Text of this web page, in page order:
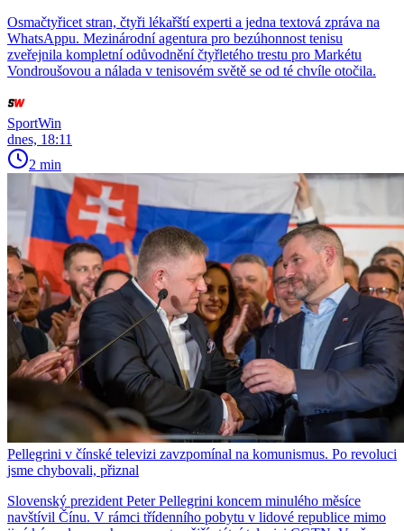
Osmačtyřicet stran, čtyři lékařští experti a jedna textová zpráva na
WhatsAppu. Mezinárodní agentura pro bezúhonnost tenisu
zveřejnila kompletní odůvodnění čtyřletého trestu pro Markétu
Vondroušovou a nálada v tenisovém světě se od té chvíle otočila.
SportWin
dnes, 18:11
2 min
Pellegrini v čínské televizi zavzpomínal na komunismus. Po revoluci
jsme chybovali, přiznal
Slovenský prezident Peter Pellegrini koncem minulého měsíce
navštívil Čínu. V rámci třídenního pobytu v lidové republice mimo